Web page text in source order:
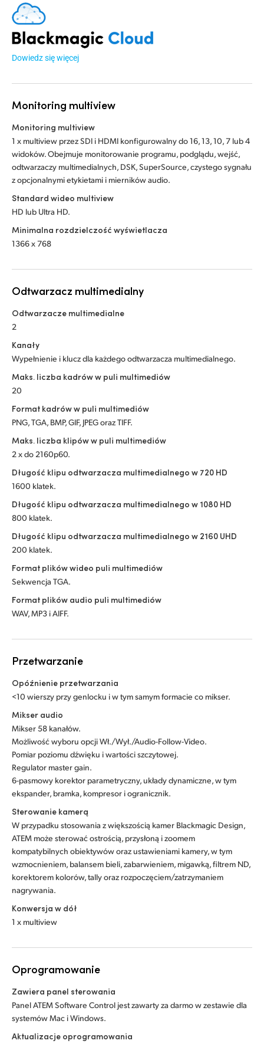
Dowiedz się więcej
Monitoring multiview
Monitoring multiview
1 x multiview przez SDI i HDMI konfigurowalny do 16, 13, 10, 7 lub 4
widoków. Obejmuje monitorowanie programu, podglądu, wejść,
odtwarzaczy multimedialnych, DSK, SuperSource, czystego sygnału
z opcjonalnymi etykietami i mierników audio.
Standard wideo multiview
HD lub Ultra HD.
Minimalna rozdzielczość wyświetlacza
1366 x 768
Odtwarzacz multimedialny
Odtwarzacze multimedialne
2
Kanały
Wypełnienie i klucz dla każdego odtwarzacza multimedialnego.
Maks. liczba kadrów w puli multimediów
20
Format kadrów w puli multimediów
PNG, TGA, BMP, GIF, JPEG oraz TIFF.
Maks. liczba klipów w puli multimediów
2 x do 2160p60.
Długość klipu odtwarzacza multimedialnego w 720 HD
1600 klatek.
Długość klipu odtwarzacza multimedialnego w 1080 HD
800 klatek.
Długość klipu odtwarzacza multimedialnego w 2160 UHD
200 klatek.
Format plików wideo puli multimediów
Sekwencja TGA.
Format plików audio puli multimediów
WAV, MP3 i AIFF.
Przetwarzanie
Opóźnienie przetwarzania
<10 wierszy przy genlocku i w tym samym formacie co mikser.
Mikser audio
Mikser 58 kanałów.
Możliwość wyboru opcji Wł./Wył./Audio-Follow-Video.
Pomiar poziomu dźwięku i wartości szczytowej.
Regulator master gain.
6-pasmowy korektor parametryczny, układy dynamiczne, w tym
ekspander, bramka, kompresor i ogranicznik.
Sterowanie kamerą
W przypadku stosowania z większością kamer Blackmagic Design,
ATEM może sterować ostrością, przysłoną i zoomem
kompatybilnych obiektywów oraz ustawieniami kamery, w tym
wzmocnieniem, balansem bieli, zabarwieniem, migawką, filtrem ND,
korektorem kolorów, tally oraz rozpoczęciem/zatrzymaniem
nagrywania.
Konwersja w dół
1 x multiview
Oprogramowanie
Zawiera panel sterowania
Panel ATEM Software Control jest zawarty za darmo w zestawie dla
systemów Mac i Windows.
Aktualizacje oprogramowania